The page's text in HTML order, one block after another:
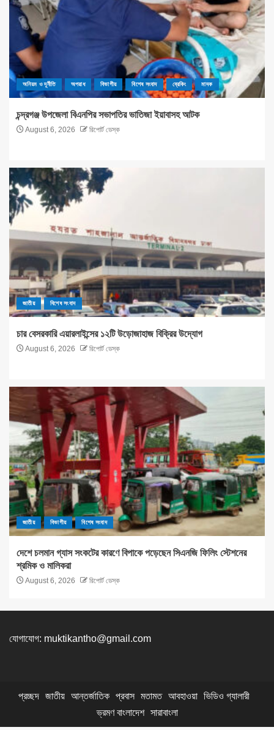
অনিয়ম ও দূর্নীতি অপরাধ বিভাগীয় বিশেষ সংবাদ ব্রেকিং মাদক
চন্দ্রগঞ্জ উপজেলা বিএনপির সভাপতির ভাতিজা ইয়াবাসহ আটক
August 6, 2026 রিপোর্ট ডেস্ক
জাতীয় বিশেষ সংবাদ
চার বেসরকারি এয়ারলাইন্সের ১২টি উড়োজাহাজ বিক্রির উদ্যোগ
August 6, 2026 রিপোর্ট ডেস্ক
জাতীয় বিভাগীয় বিশেষ সংবাদ
দেশে চলমান গ্যাস সংকটের কারণে বিপাকে পড়েছেন সিএনজি ফিলিং স্টেশনের
শ্রমিক ও মালিকরা
August 6, 2026 রিপোর্ট ডেস্ক
যোগাযোগ: muktikantho@gmail.com
প্রচ্ছদ জাতীয় আন্তর্জাতিক প্রবাস মতামত আবহাওয়া ভিডিও গ্যালারী
ভ্রমণ বাংলাদেশ
সারাবাংলা